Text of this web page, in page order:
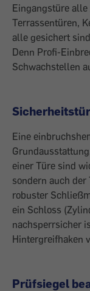
Eingangstüre
Terrassentüren,
alle gesichert
Denn Profi-
Schwachstellen
Eine
einer Türe sind
sondern auch der
robuster
ein Schloss
nachsperrsicher
Hintergreifhaken
Prüfsiegel